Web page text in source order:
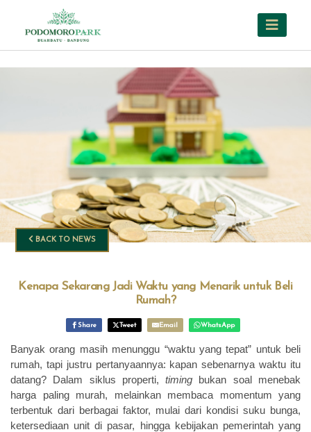
BACK TO NEWS
Kenapa Sekarang Jadi Waktu yang Menarik untuk Beli
Rumah?
Share Tweet Email WhatsApp
Banyak orang masih menunggu “waktu yang tepat” untuk beli
rumah, tapi justru pertanyaannya: kapan sebenarnya waktu itu
datang? Dalam siklus properti,timing bukan soal menebak
harga paling murah, melainkan membaca momentum yang
terbentuk dari berbagai faktor, mulai dari kondisi suku bunga,
ketersediaan unit di pasar, hingga kebijakan pemerintah yang